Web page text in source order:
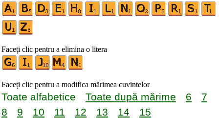
Faceți clic pentru a elimina o litera
Faceți clic pentru a modifica mărimea cuvintelor
Toate alfabetice Toate după mărime 6
7
8
9 10 11 12 13 14 15